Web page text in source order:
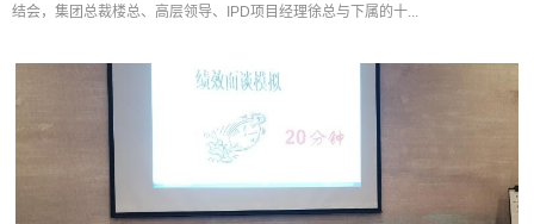
结会，集团总裁楼总、高层领导、IPD项目经理徐总与下属的十...